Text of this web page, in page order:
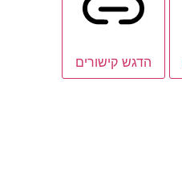
הדגש קישורים